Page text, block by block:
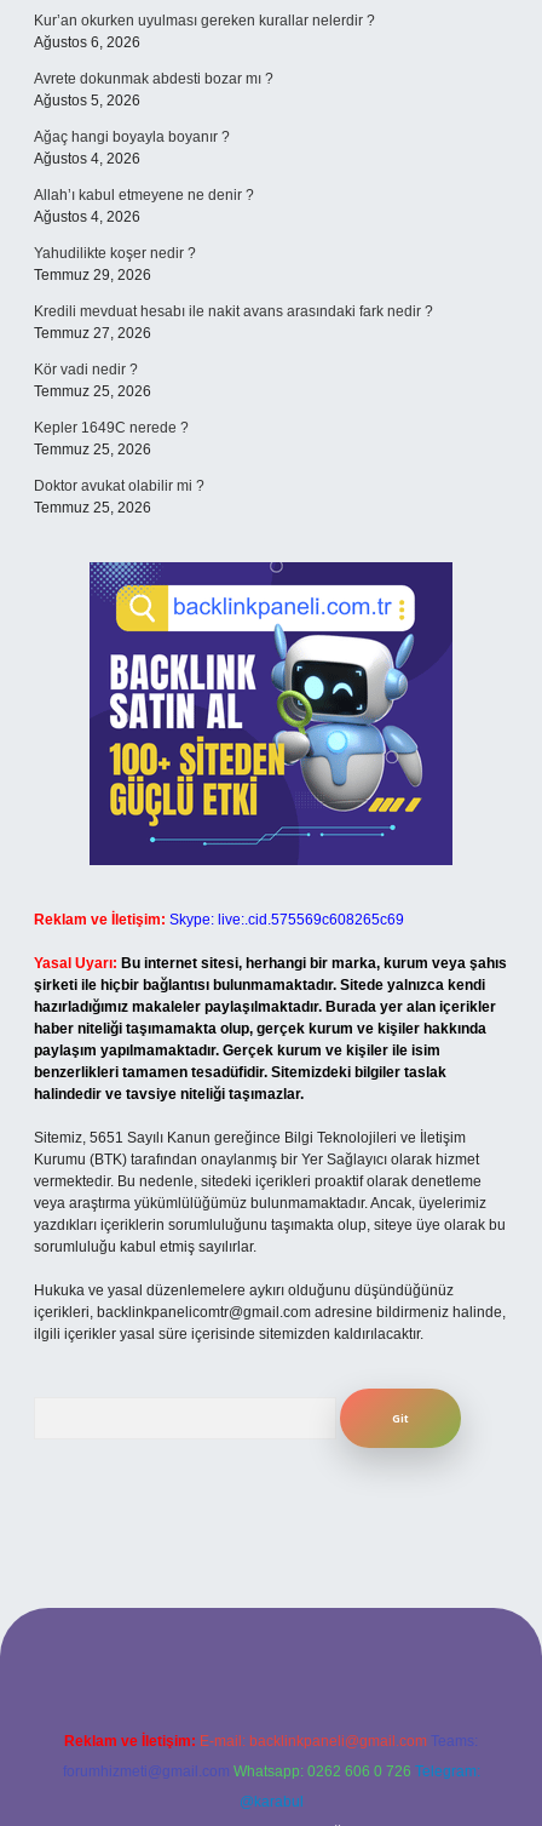
Kur’an okurken uyulması gereken kurallar nelerdir ?
Ağustos 6, 2026
Avrete dokunmak abdesti bozar mı ?
Ağustos 5, 2026
Ağaç hangi boyayla boyanır ?
Ağustos 4, 2026
Allah’ı kabul etmeyene ne denir ?
Ağustos 4, 2026
Yahudilikte koşer nedir ?
Temmuz 29, 2026
Kredili mevduat hesabı ile nakit avans arasındaki fark nedir ?
Temmuz 27, 2026
Kör vadi nedir ?
Temmuz 25, 2026
Kepler 1649C nerede ?
Temmuz 25, 2026
Doktor avukat olabilir mi ?
Temmuz 25, 2026
Reklam ve İletişim: Skype: live:.cid.575569c608265c69
Yasal Uyarı: Bu internet sitesi, herhangi bir marka, kurum veya şahıs
şirketi ile hiçbir bağlantısı bulunmamaktadır. Sitede yalnızca kendi
hazırladığımız makaleler paylaşılmaktadır. Burada yer alan içerikler
haber niteliği taşımamakta olup, gerçek kurum ve kişiler hakkında
paylaşım yapılmamaktadır. Gerçek kurum ve kişiler ile isim
benzerlikleri tamamen tesadüfidir. Sitemizdeki bilgiler taslak
halindedir ve tavsiye niteliği taşımazlar.
Sitemiz, 5651 Sayılı Kanun gereğince Bilgi Teknolojileri ve İletişim
Kurumu (BTK) tarafından onaylanmış bir Yer Sağlayıcı olarak hizmet
vermektedir. Bu nedenle, sitedeki içerikleri proaktif olarak denetleme
veya araştırma yükümlülüğümüz bulunmamaktadır. Ancak, üyelerimiz
yazdıkları içeriklerin sorumluluğunu taşımakta olup, siteye üye olarak bu
sorumluluğu kabul etmiş sayılırlar.
Hukuka ve yasal düzenlemelere aykırı olduğunu düşündüğünüz
içerikleri, backlinkpanelicomtr@gmail.com adresine bildirmeniz halinde,
ilgili içerikler yasal süre içerisinde sitemizden kaldırılacaktır.
ilbet yeni giriş
Reklam ve İletişim: E-mail: backlinkpaneli@gmail.com Teams:
forumhizmeti@gmail.com Whatsapp: 0262 606 0 726 Telegram:
@karabul